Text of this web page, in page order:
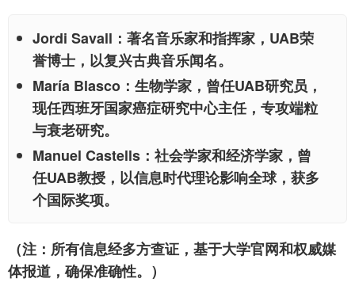
Jordi Savall ：著名音乐家和指挥家，UAB荣
誉博士，以复兴古典音乐闻名。
María Blasco ：生物学家，曾任UAB研究员，
现任西班牙国家癌症研究中心主任，专攻端粒
与衰老研究。
Manuel Castells ：社会学家和经济学家，曾
任UAB教授，以信息时代理论影响全球，获多
个国际奖项。
（注：所有信息经多方查证，基于大学官网和权威媒
体报道，确保准确性。）